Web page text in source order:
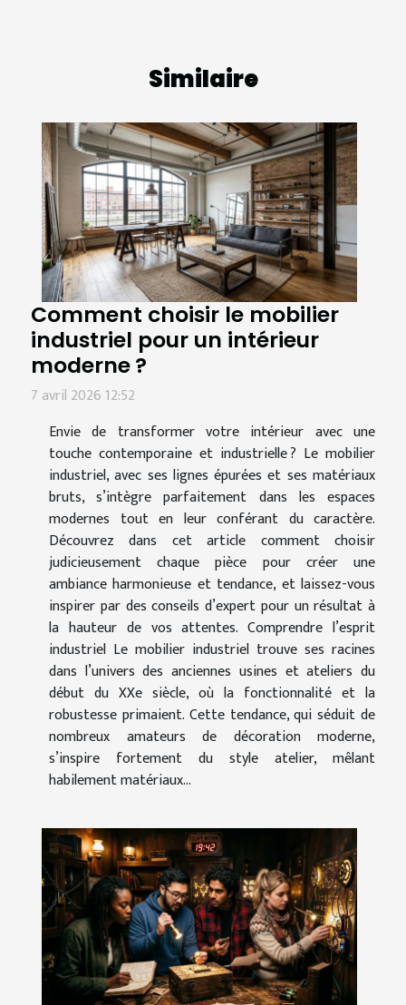
Similaire
Comment choisir le mobilier
industriel pour un intérieur
moderne ?
7 avril 2026 12:52
Envie de transformer votre intérieur avec une
touche contemporaine et industrielle ? Le mobilier
industriel, avec ses lignes épurées et ses matériaux
bruts, s’intègre parfaitement dans les espaces
modernes tout en leur conférant du caractère.
Découvrez dans cet article comment choisir
judicieusement chaque pièce pour créer une
ambiance harmonieuse et tendance, et laissez-vous
inspirer par des conseils d’expert pour un résultat à
la hauteur de vos attentes. Comprendre l’esprit
industriel Le mobilier industriel trouve ses racines
dans l’univers des anciennes usines et ateliers du
début du XXe siècle, où la fonctionnalité et la
robustesse primaient. Cette tendance, qui séduit de
nombreux amateurs de décoration moderne,
s’inspire fortement du style atelier, mêlant
habilement matériaux...